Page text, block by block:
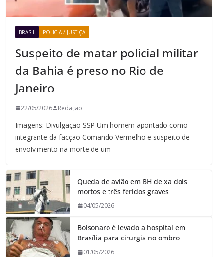
BRASIL POLICIA / JUSTIÇA
Suspeito de matar policial militar
da Bahia é preso no Rio de
Janeiro
22/05/2026 Redação
Imagens: Divulgação SSP Um homem apontado como
integrante da facção Comando Vermelho e suspeito de
envolvimento na morte de um
Queda de avião em BH deixa dois
mortos e três feridos graves
04/05/2026
Bolsonaro é levado a hospital em
Brasília para cirurgia no ombro
01/05/2026